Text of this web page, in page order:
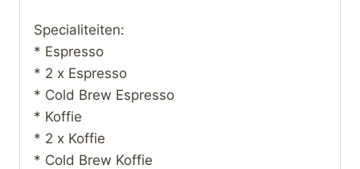
Specialiteiten:
* Espresso
* 2 x Espresso
* Cold Brew Espresso
* Koffie
* 2 x Koffie
* Cold Brew Koffie